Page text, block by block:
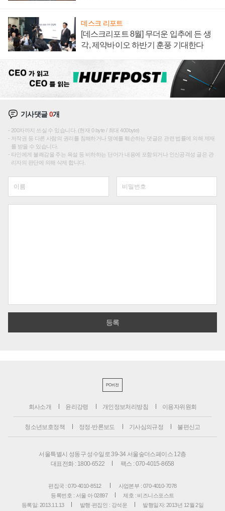
데스크 리포트
[데스크리포트 8월] 무더운 입추에 든 생
각, 제약바이오 하반기 훈풍 기대한다
기사댓글0개
200자까지 쓰실 수 있습니다. (현재 0 byte / 최대 400byte)
저작권 등 다른 사람의 권리를 침해하거나 명예를 훼손하는 댓글은 관련 법률에 의해 제재
를 받을 수 있습니다.
타인에게 불쾌감을 주는 욕설 등 비하하는 단어가 내용에 포함되거나 인신공격성 글은 관
리자의 판단에 의해 삭제 합니다.
PC버전
회사소개 윤리강령 개인정보처리방침 이용자위원회
청소년보호정책 정정·반론보도 기사심의규정 불편신고
서울특별시 성동구 성수일로 39-34 서울숲더스페이스 12층
대표전화 : 1800-6522
팩스 : 070-4015-8658
편집국 : 070-4010-8512
사업본부 : 070-4010-7078
등록번호 : 서울 아 02897
제호 : 비즈니스포스트
등록일: 2013.11.13
발행·편집인 : 강석운 발행일자: 2013년 12월 2일